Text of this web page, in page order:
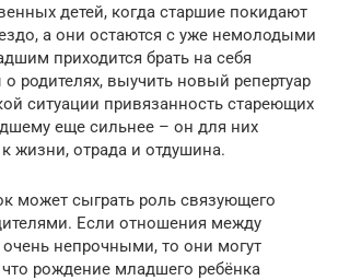
детей, когда старшие покидают
а они остаются с уже немолодыми
приходится брать на себя
родителях, выучить новый репертуар
ситуации привязанность стареющих
еще сильнее – он для них
жизни, отрада и отдушина.
может сыграть роль связующего
Если отношения между
очень непрочными, то они могут
что рождение младшего ребёнка